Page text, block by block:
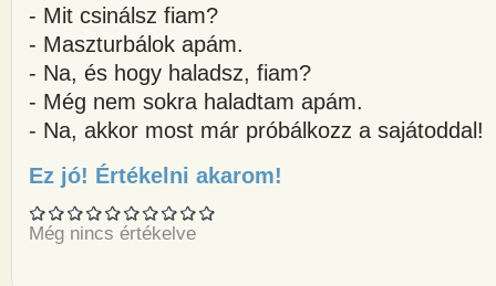
- Mit csinálsz fiam?
- Maszturbálok apám.
- Na, és hogy haladsz, fiam?
- Még nem sokra haladtam apám.
- Na, akkor most már próbálkozz a sajátoddal!
Ez jó! Értékelni akarom!
Még nincs értékelve